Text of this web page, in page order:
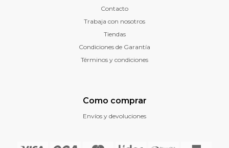
Contacto
Trabaja con nosotros
Tiendas
Condiciones de Garantía
Términos y condiciones
Como comprar
Envíos y devoluciones